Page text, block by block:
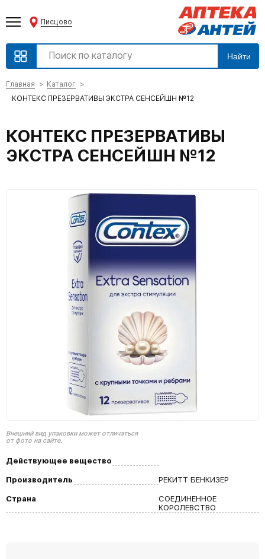
Писцово
Найти
Главная
Каталог
КОНТЕКС ПРЕЗЕРВАТИВЫ ЭКСТРА СЕНСЕЙШН №12
КОНТЕКС ПРЕЗЕРВАТИВЫ
ЭКСТРА СЕНСЕЙШН №12
Внешний вид упаковки может отличаться
от фото на сайте.
Действующее вещество
Производитель
РЕКИТТ БЕНКИЗЕР
Страна
СОЕДИНЕННОЕ
КОРОЛЕВСТВО